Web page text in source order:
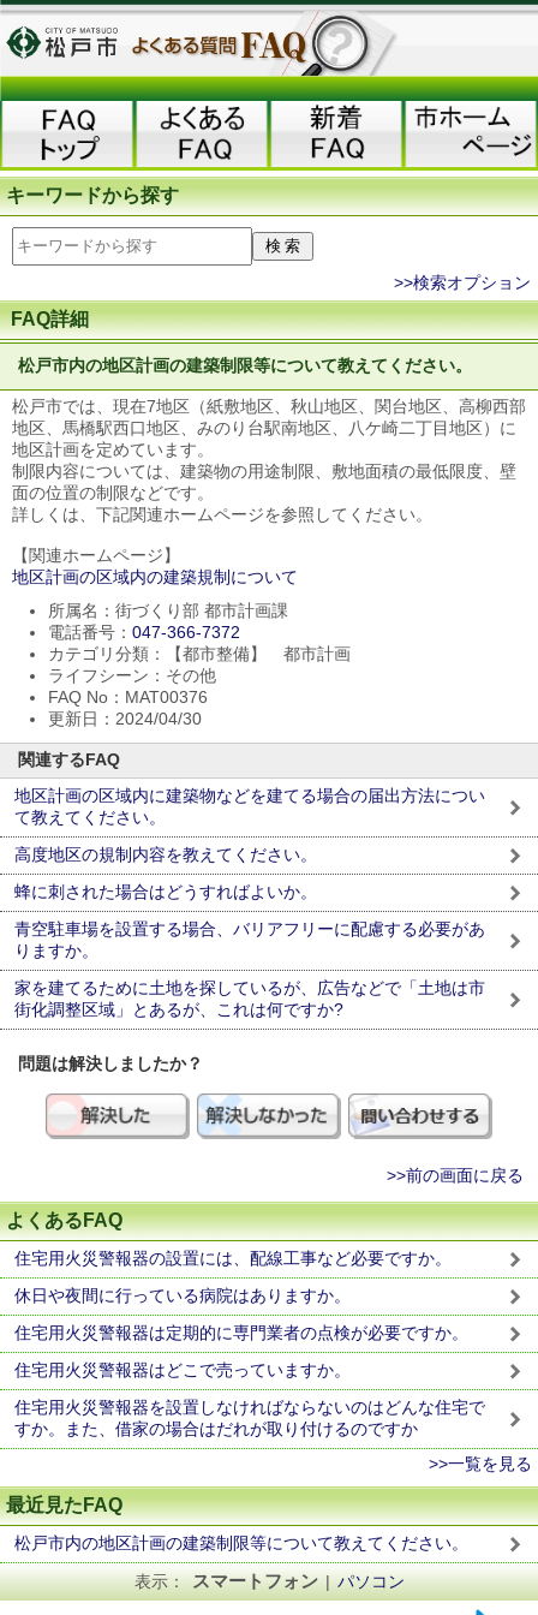
キーワードから探す
>>検索オプション
FAQ詳細
松戸市内の地区計画の建築制限等について教えてください。
松戸市では、現在7地区（紙敷地区、秋山地区、関台地区、高柳西部
地区、馬橋駅西口地区、みのり台駅南地区、八ケ崎二丁目地区）に
地区計画を定めています。
制限内容については、建築物の用途制限、敷地面積の最低限度、壁
面の位置の制限などです。
詳しくは、下記関連ホームページを参照してください。
【関連ホームページ】
地区計画の区域内の建築規制について
所属名：街づくり部 都市計画課
電話番号： 047-366-7372
カテゴリ分類：【都市整備】 都市計画
ライフシーン：その他
FAQ No：MAT00376
更新日：2024/04/30
関連するFAQ
地区計画の区域内に建築物などを建てる場合の届出方法につい
て教えてください。
高度地区の規制内容を教えてください。
蜂に刺された場合はどうすればよいか。
青空駐車場を設置する場合、バリアフリーに配慮する必要があ
りますか。
家を建てるために土地を探しているが、広告などで「土地は市
街化調整区域」とあるが、これは何ですか?
問題は解決しましたか？
>>前の画面に戻る
よくあるFAQ
住宅用火災警報器の設置には、配線工事など必要ですか。
休日や夜間に行っている病院はありますか。
住宅用火災警報器は定期的に専門業者の点検が必要ですか。
住宅用火災警報器はどこで売っていますか。
住宅用火災警報器を設置しなければならないのはどんな住宅で
すか。また、借家の場合はだれが取り付けるのですか
>>一覧を見る
最近見たFAQ
松戸市内の地区計画の建築制限等について教えてください。
表示： スマートフォン | パソコン